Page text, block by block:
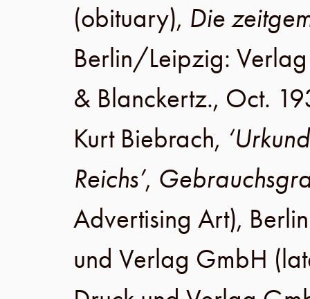
(obituary), Die
Berlin/Leipzig:
& Blanckertz., Oct.
Kurt Biebrach,
Reichs’,
Advertising Art), Berlin
und Verlag GmbH